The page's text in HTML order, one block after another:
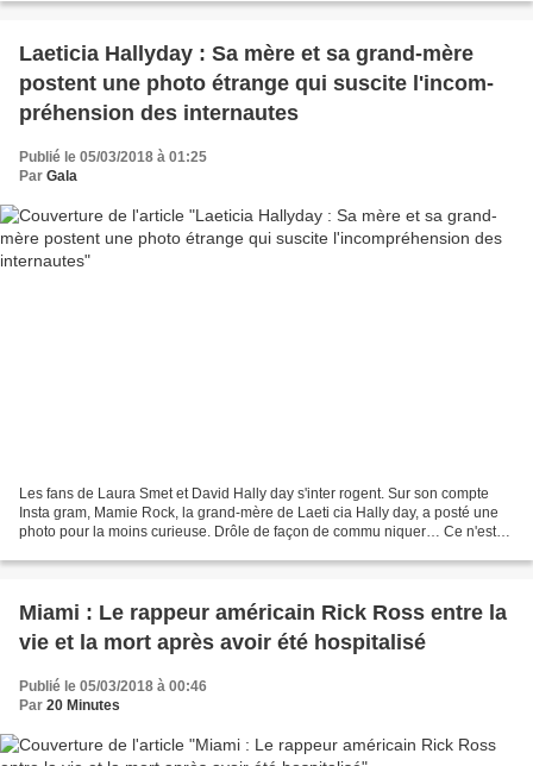
Laeti­cia Hally­day : Sa mère et sa grand-mère
postent une photo étrange qui suscite l'incom­
pré­hen­sion des inter­nautes
Publié le 05/03/2018 à 01:25
Par Gala
Les fans de Laura Smet et David Hally day s'inter rogent. Sur son compte
Insta gram, Mamie Rock, la grand-mère de Laeti cia Hally day, a posté une
photo pour la moins curieuse. Drôle de façon de commu niquer… Ce n'est
Miami : Le rappeur américain Rick Ross entre la
vie et la mort après avoir été hospitalisé
Publié le 05/03/2018 à 00:46
Par 20 Minutes